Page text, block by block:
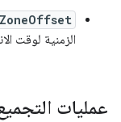
الزمنية لوقت
عمليات